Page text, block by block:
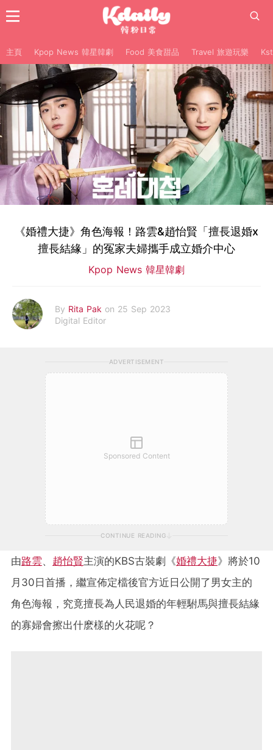
主頁 Kpop News 韓星韓劇 Food 美食甜品 Travel 旅遊玩樂
《婚禮大捷》角色海報！路雲&趙怡賢「擅長退婚x
擅長結緣」的冤家夫婦攜手成立婚介中心
Kpop News 韓星韓劇
By Rita Pak on 25 Sep 2023
Digital Editor
ADVERTISEMENT
Sponsored Content
CONTINUE READING
由路雲、 趙怡賢主演的KBS古裝劇《婚禮大捷》將於10
月30日首播，繼宣佈定檔後官方近日公開了男女主的
角色海報，究竟擅長為人民退婚的年輕駙馬與擅長結緣
的寡婦會擦出什麽樣的火花呢？